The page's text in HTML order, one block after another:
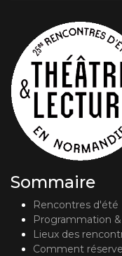
Sommaire
Rencontres d'été
Programmation
Lieux des
Comment